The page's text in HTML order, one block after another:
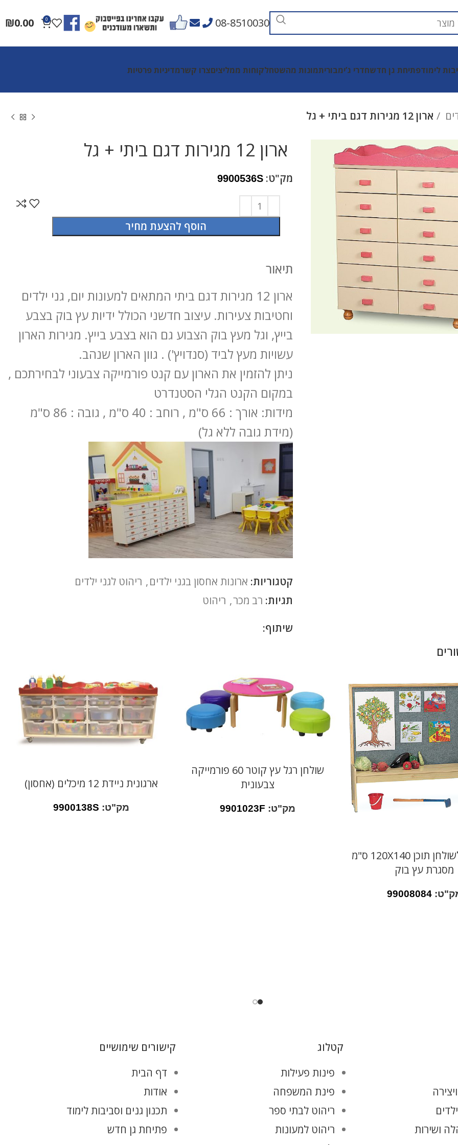
08-8510030
0
₪0.00
לימודפתיחת גן חדשחדרי ג’ימבוריתמונות מהשטחלקוחות ממליציםצרו קשרמדיניות פרטיות
ארון 12 מגירות דגם ביתי + גל
ארון 12 מגירות דגם ביתי + גל
מק"ט: 9900536S
הוסף להצעת מחיר
תיאור
ארון 12 מגירות דגם ביתי המתאים למעונות יום, גני ילדים
וחטיבות צעירות. עיצוב חדשני הכולל ידיות עץ בוק בצבע
בייץ, וגל מעץ בוק הצבוע גם הוא בצבע בייץ. מגירות הארון
עשויות מעץ לביד (סנדויץ') . גוון הארון שנהב.
ניתן להזמין את הארון עם קנט פורמייקה צבעוני לבחירתכם ,
במקום הקנט הגלי הסטנדרט
מידות: אורך : 66 ס"מ , רוחב : 40 ס"מ , גובה : 86 ס"מ
(מידת גובה ללא גל)
קטגוריות: ארונות אחסון בגני ילדים, ריהוט לגני ילדים
תגיות: רב מכר, ריהוט
שיתוף:
לוח לבד לשולחן תוכן 120X140 ס"מ
מסגרת עץ בוק
99008084
שולחן רגל עץ קוטר 60 פורמייקה
צבעונית
מק"ט: 9901023F
ארגונית ניידת 12 מיכלים (אחסון)
מק"ט: 9900138S
ושירות
קטלוג
פינות פעילות
פינת המשפחה
ריהוט לבתי ספר
ריהוט למעונות
קישורים שימושיים
דף הבית
אודות
תכנון גנים וסביבות לימוד
פתיחת גן חדש